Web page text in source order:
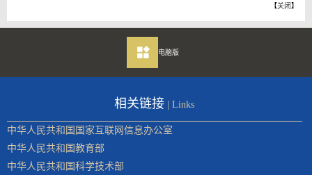
【关闭 】
电脑版
相关链接 | Links
中华人民共和国国家互联网信息办公室
中华人民共和国教育部
中华人民共和国科学技术部